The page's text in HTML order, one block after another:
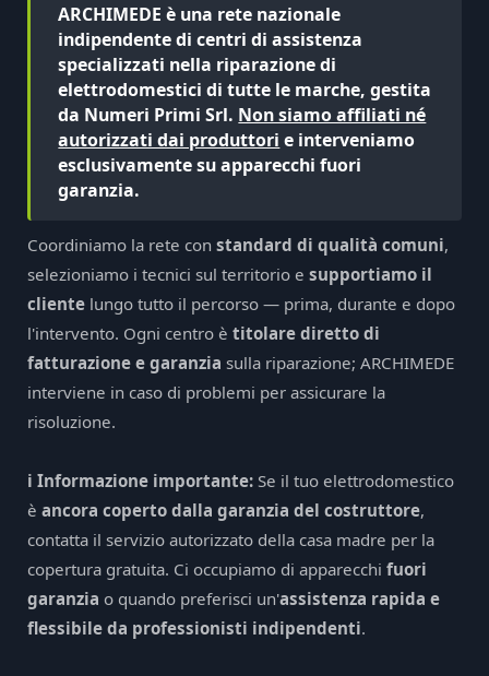
ARCHIMEDE è una rete nazionale
indipendente di centri di assistenza
specializzati nella riparazione di
elettrodomestici di tutte le marche, gestita
da Numeri Primi Srl. Non siamo affiliati né
autorizzati dai produttori e interveniamo
esclusivamente su apparecchi fuori
garanzia.
Coordiniamo la rete constandard di qualità comuni,
selezioniamo i tecnici sul territorio esupportiamo il
cliente lungo tutto il percorso — prima, durante e dopo
l'intervento. Ogni centro ètitolare diretto di
fatturazione e garanzia sulla riparazione; ARCHIMEDE
interviene in caso di problemi per assicurare la
risoluzione.
ℹ️ Informazione importante: Se il tuo elettrodomestico
èancora coperto dalla garanzia del costruttore,
contatta il servizio autorizzato della casa madre per la
copertura gratuita. Ci occupiamo di apparecchifuori
garanzia o quando preferisci un'assistenza rapida e
flessibile da professionisti indipendenti.